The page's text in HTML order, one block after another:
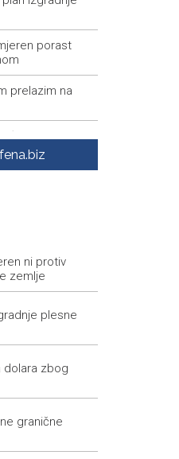
porast
prelazim na
ostali u jami
(subota)
fena.biz
ni protiv
zemlje
plesne
dolara zbog
granične